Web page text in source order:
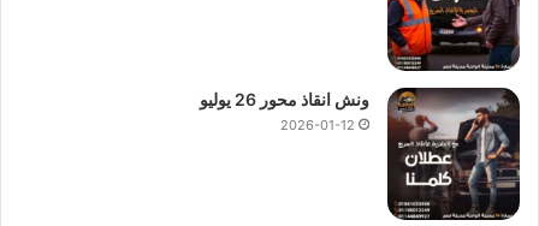
ونش انقاذ محور 26 يوليو
2026-01-12